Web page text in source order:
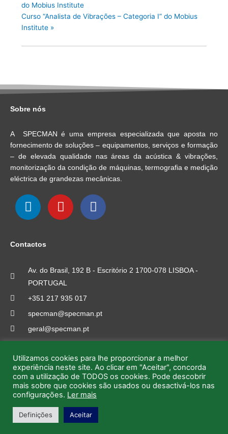
do Mobius Institute
Curso “Analista de Vibrações – Categoria I” do Mobius
Institute »
Sobre nós
A SPECMAN é uma empresa especializada que aposta no
fornecimento de soluções – equipamentos, serviços e formação
– de elevada qualidade nas áreas da acústica & vibrações,
monitorização da condição de máquinas, termografia e medição
eléctrica de grandezas mecânicas.
L
k
d
i
n
Y
b
e
F
o
Contactos
Av. do Brasil, 192 B - Escritório 2 1700-078 LISBOA -
PORTUGAL
+351 217 935 017
specman@specman.pt
geral@specman.pt
Copyright © 2026 SPECMAN | Powered by SPECMAN Lda.
SPECMAN
Utilizamos cookies para lhe proporcionar a melhor
experiência neste site. Ao clicar em "Aceitar", concorda
com a utilização de TODOS os cookies. Pode descobrir
mais sobre que cookies são usados ou desactivá-los nas
configurações. Ler mais
Definições Aceitar